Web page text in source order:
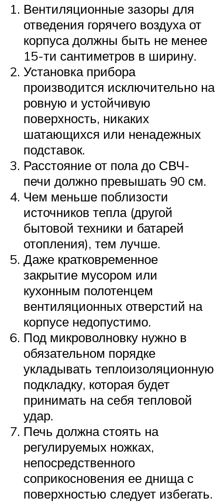
Вентиляционные зазоры для
отведения горячего воздуха от
корпуса должны быть не менее
15-ти сантиметров в ширину.
Установка прибора
производится исключительно на
ровную и устойчивую
поверхность, никаких
шатающихся или ненадежных
подставок.
Расстояние от пола до СВЧ-
печи должно превышать 90 см.
Чем меньше поблизости
источников тепла (другой
бытовой техники и батарей
отопления), тем лучше.
Даже кратковременное
закрытие мусором или
кухонным полотенцем
вентиляционных отверстий на
корпусе недопустимо.
Под микроволновку нужно в
обязательном порядке
укладывать теплоизоляционную
подкладку, которая будет
принимать на себя тепловой
удар.
Печь должна стоять на
регулируемых ножках,
непосредственного
соприкосновения ее днища с
поверхностью следует избегать.